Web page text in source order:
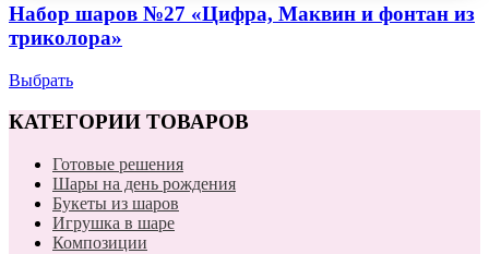
Набор шаров №27 «Цифра, Маквин и фонтан из
триколора»
Выбрать
КАТЕГОРИИ ТОВАРОВ
Готовые решения
Шары на день рождения
Букеты из шаров
Игрушка в шаре
Композиции